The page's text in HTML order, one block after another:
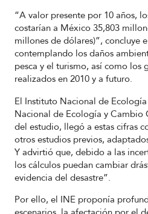
“A valor presente por 10 años,
costarían a México 35,803
millones de dólares)”, concluye
contemplando los daños
pesca y el turismo, así como los
realizados en 2010 y a futuro.
El Instituto Nacional de
Nacional de Ecología y Cambio
del estudio, llegó a estas cifras
otros estudios previos,
Y advirtió que, debido a las
los cálculos puedan cambiar
evidencia del desastre”.
Por ello, el INE proponía